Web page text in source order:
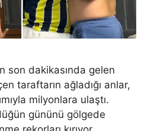
son dakikasında gelen
taraftarın ağladığı anlar,
milyonlara ulaştı.
gününü gölgede